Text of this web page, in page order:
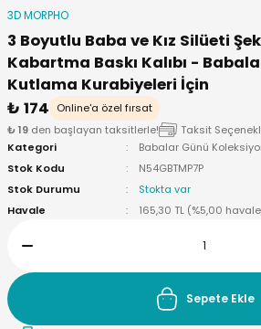
3D MORPHO
3 Boyutlu Baba ve Kız Silüeti
Kabartma Baskı Kalıbı -
Kutlama Kurabiyeleri İçin
₺ 174
Online'a özel fırsat
₺ 19 den başlayan taksitlerle!
Taksit
Kategori
Babalar Günü
Stok Kodu
N54GBTMP7P
Stok Durumu
Stokta var
Havale
165,30 TL (%5,00
Sepete Ekle
/ Doku-Şablon Baskı
Aparatları
Kağıdı